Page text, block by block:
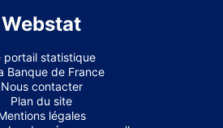
Webstat
portail statistique
Banque de France
Nous contacter
Plan du site
légales